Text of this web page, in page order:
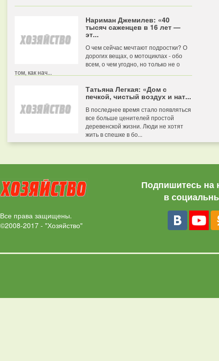
Нариман Джемилев: «40
тысяч саженцев в 16 лет —
эт...
О чем сейчас мечтают подростки? О
дорогих вещах, о мотоциклах - обо
всем, о чем угодно, но только не о
том, как нач...
Татьяна Легкая: «Дом с
печкой, чистый воздух и нат...
В последнее время стало появляться
все больше ценителей простой
деревенской жизни. Люди не хотят
жить в спешке в бо...
Все права защищены.
©2008-2017 - "Хозяйство"
Подпишитесь на
в